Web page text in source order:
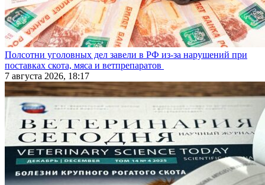
Полсотни уголовных дел завели в РФ из-за нарушений при
поставках скота, мяса и ветпрепаратов
7 августа 2026, 18:17